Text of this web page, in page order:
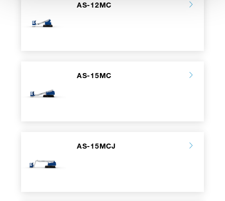
AS-12MC
AS-15MC
AS-15MCJ